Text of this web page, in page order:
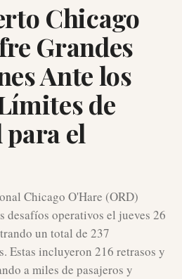
Chicago
Grandes
Ante los
de
para el
Chicago O'Hare (ORD)
desafíos operativos el jueves 26
un total de 237
Estas incluyeron 216 retrasos y
a miles de pasajeros y